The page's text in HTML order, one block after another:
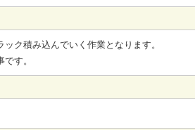
ク積み込んでいく作業となります。
す。